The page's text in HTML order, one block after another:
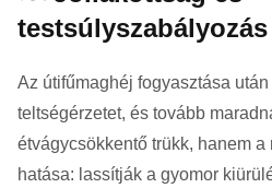
testsúlyszabályozás
Az útifűmaghéj fogyasztása
teltségérzetet, és tovább
étvágycsökkentő trükk, hanem a
hatása: lassítják a gyomor